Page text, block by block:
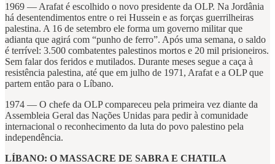
1969 — Arafat é escolhido o novo presidente da OLP. Na Jordânia
há desentendimentos entre o rei Hussein e as forças guerrilheiras
palestina. A 16 de setembro ele forma um governo militar que
adianta que agirá com “punho de ferro”. Após uma semana, o saldo
é terrível: 3.500 combatentes palestinos mortos e 20 mil prisioneiros.
Sem falar dos feridos e mutilados. Durante meses segue a caça à
resistência palestina, até que em julho de 1971, Arafat e a OLP que
partem então para o Líbano.
1974 — O chefe da OLP compareceu pela primeira vez diante da
Assembleia Geral das Nações Unidas para pedir à comunidade
internacional o reconhecimento da luta do povo palestino pela
independência.
LÍBANO: O MASSACRE DE SABRA E CHATILA